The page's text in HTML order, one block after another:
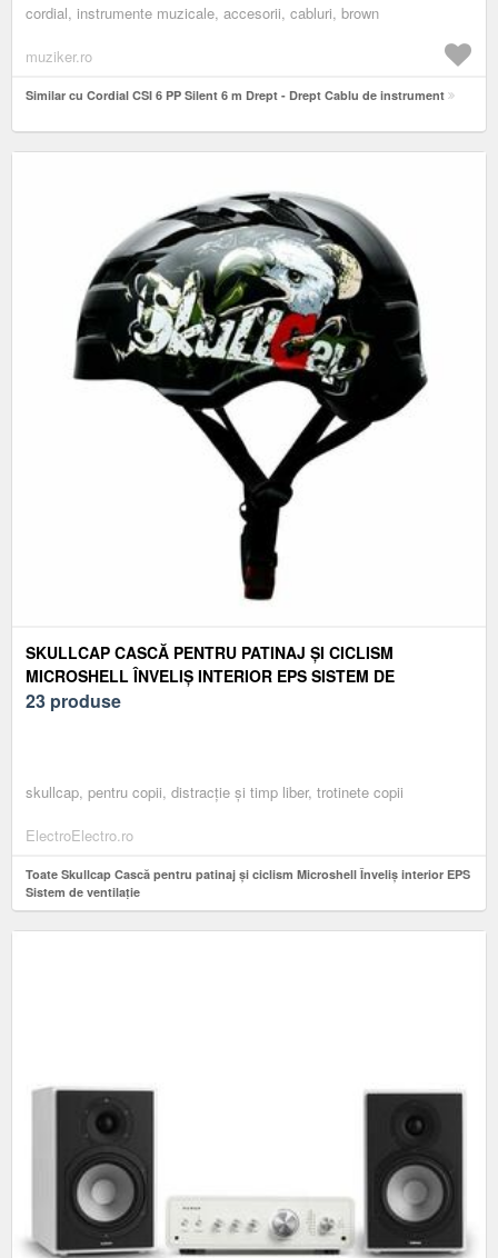
cordial, instrumente muzicale, accesorii, cabluri, brown
muziker.ro
Similar cu Cordial CSI 6 PP Silent 6 m Drept - Drept Cablu de instrument
SKULLCAP CASCĂ PENTRU PATINAJ ȘI CICLISM
MICROSHELL ÎNVELIȘ INTERIOR EPS SISTEM DE
VENTILAȚIE
23 produse
skullcap, pentru copii, distracție și timp liber, trotinete copii
ElectroElectro.ro
Toate Skullcap Cască pentru patinaj și ciclism Microshell Înveliș interior EPS
Sistem de ventilație